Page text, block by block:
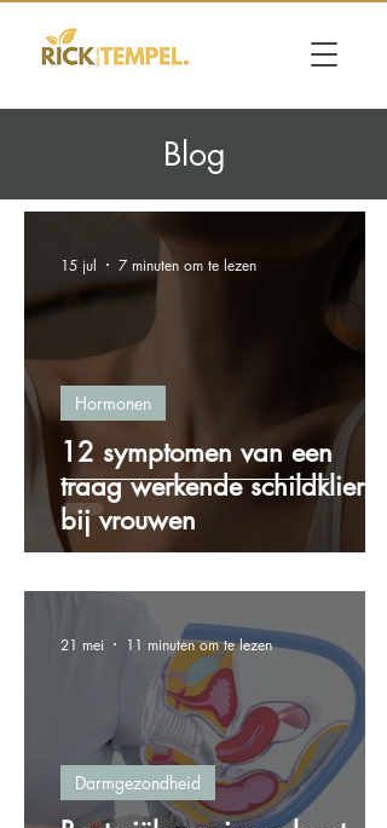
Blog
12 symptomen van een
traag werkende schildklier
bij vrouwen
Hormonen
15 jul 7 minuten om te lezen
Darmgezondheid
21 mei 11 minuten om te lezen